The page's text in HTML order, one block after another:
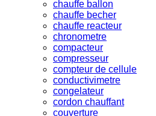
chauffe ballon
chauffe becher
chauffe reacteur
chronometre
compacteur
compresseur
compteur de cellule
conductivimetre
congelateur
cordon chauffant
couverture